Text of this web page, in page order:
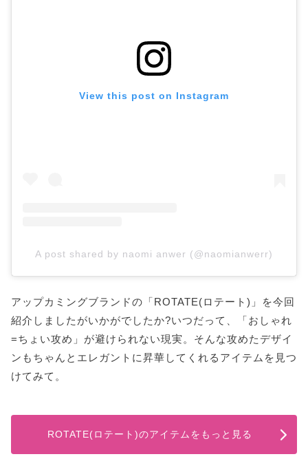
View this post on Instagram
A post shared by naomi anwer (@naomianwerr)
アップカミングブランドの「ROTATE(ロテート)」を今回
紹介しましたがいかがでしたか?いつだって、「おしゃれ
=ちょい攻め」が避けられない現実。そんな攻めたデザイ
ンもちゃんとエレガントに昇華してくれるアイテムを見つ
けてみて。
ROTATE(ロテート)のアイテムをもっと見る